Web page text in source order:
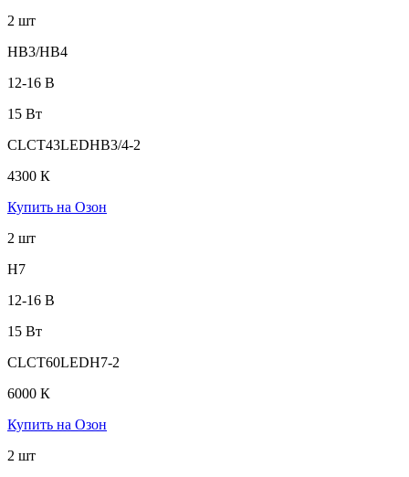
2 шт
HB3/HB4
12-16 В
15 Вт
CLCT43LEDHB3/4-2
4300 К
Купить на Озон
2 шт
H7
12-16 В
15 Вт
CLCT60LEDH7-2
6000 К
Купить на Озон
2 шт